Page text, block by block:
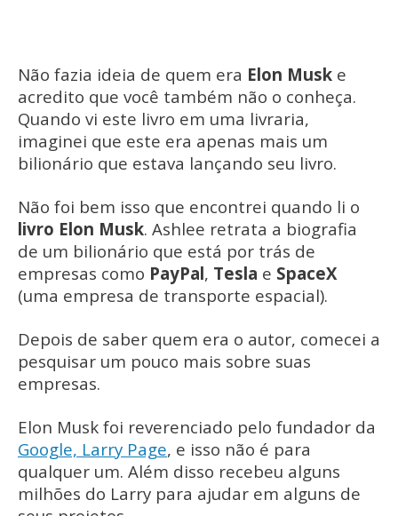
Não fazia ideia de quem era Elon Musk e
acredito que você também não o conheça.
Quando vi este livro em uma livraria,
imaginei que este era apenas mais um
bilionário que estava lançando seu livro.
Não foi bem isso que encontrei quando li o
livro Elon Musk. Ashlee retrata a biografia
de um bilionário que está por trás de
empresas como PayPal, Tesla e SpaceX
(uma empresa de transporte espacial).
Depois de saber quem era o autor, comecei a
pesquisar um pouco mais sobre suas
empresas.
Elon Musk foi reverenciado pelo fundador da
Google, Larry Page, e isso não é para
qualquer um. Além disso recebeu alguns
milhões do Larry para ajudar em alguns de